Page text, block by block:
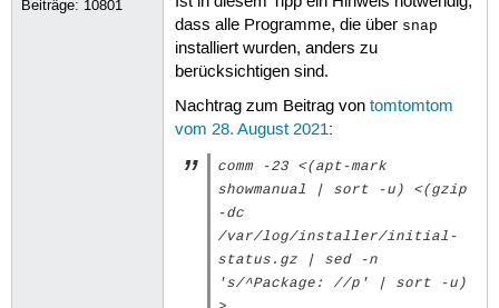
Beiträge: 10801
dass alle Programme, die über snap
installiert wurden, anders zu
berücksichtigen sind.
Nachtrag zum Beitrag von tomtomtom
vom 28. August 2021:
comm -23 <(apt-mark
showmanual | sort -u) <(gzip
-dc
/var/log/installer/initial-
status.gz | sed -n
's/^Package: //p' | sort -u)